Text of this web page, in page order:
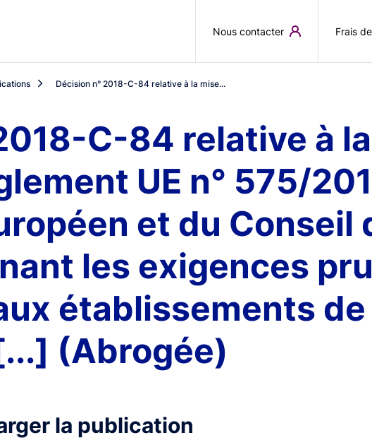
Nous contacter Frais
Décision n° 2018-C-84 relative à la mise...
C-84 relative à
UE n° 575/
et du Conseil
les exigences
établissements
(Abrogée)
la publication